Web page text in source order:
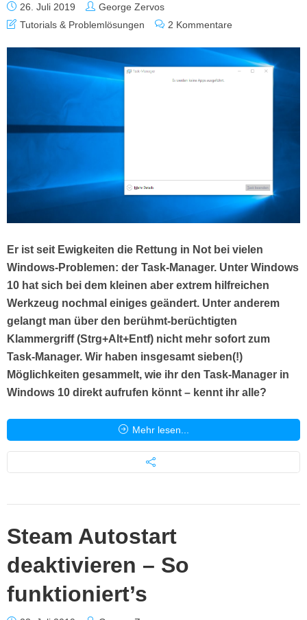
26. Juli 2019
George Zervos
Tutorials & Problemlösungen
2 Kommentare
Er ist seit Ewigkeiten die Rettung in Not bei vielen
Windows-Problemen: der Task-Manager. Unter Windows
10 hat sich bei dem kleinen aber extrem hilfreichen
Werkzeug nochmal einiges geändert. Unter anderem
gelangt man über den berühmt-berüchtigten
Klammergriff (Strg+Alt+Entf) nicht mehr sofort zum
Task-Manager. Wir haben insgesamt sieben(!)
Möglichkeiten gesammelt, wie ihr den Task-Manager in
Windows 10 direkt aufrufen könnt – kennt ihr alle?
Mehr lesen...
Steam Autostart
deaktivieren – So
funktioniert’s